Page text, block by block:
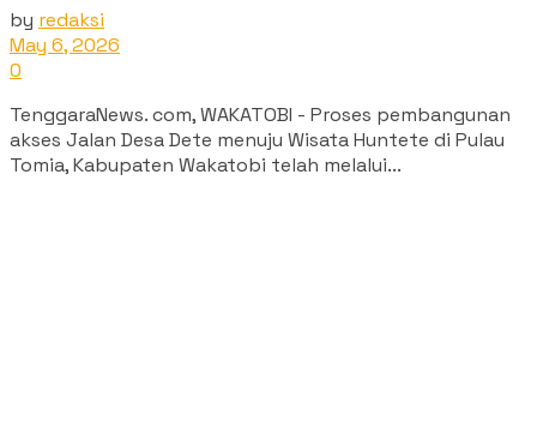
by redaksi
May 6, 2026
0
TenggaraNews. com, WAKATOBI - Proses pembangunan
akses Jalan Desa Dete menuju Wisata Huntete di Pulau
Tomia, Kabupaten Wakatobi telah melalui...